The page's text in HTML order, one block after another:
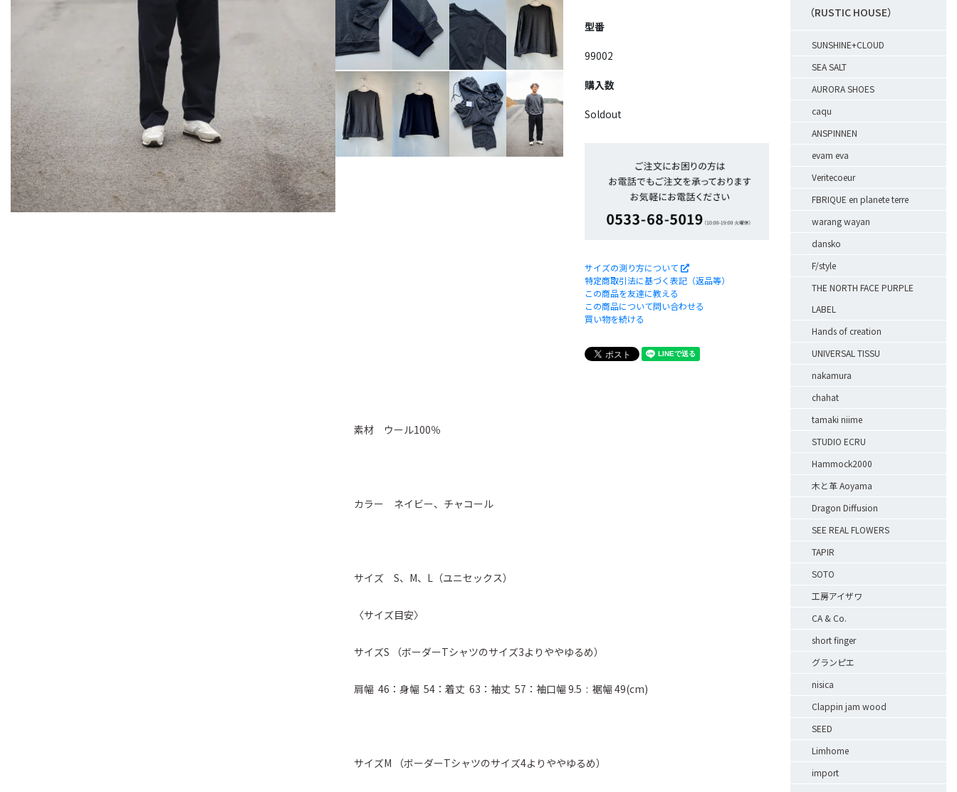
型番
99002
購入数
Soldout
サイズの測り方について
特定商取引法に基づく表記（返品等）
この商品を友達に教える
この商品について問い合わせる
買い物を続ける
素材 ウール100％
カラー ネイビー、チャコール
サイズ S、M、L（ユニセックス）
〈サイズ目安〉
サイズS （ボーダーTシャツのサイズ3よりややゆるめ）
肩幅 46：身幅 54：着丈 63：袖丈 57：袖口幅 9.5 : 裾幅 49(cm)
サイズM （ボーダーTシャツのサイズ4よりややゆるめ）
（RUSTIC HOUSE）
SUNSHINE+CLOUD
SEA SALT
AURORA SHOES
caqu
ANSPINNEN
evam eva
Veritecoeur
FBRIQUE en planete terre
warang wayan
dansko
F/style
THE NORTH FACE PURPLE
LABEL
Hands of creation
UNIVERSAL TISSU
nakamura
chahat
tamaki niime
STUDIO ECRU
Hammock2000
木と革 Aoyama
Dragon Diffusion
SEE REAL FLOWERS
TAPIR
SOTO
工房アイザワ
CA & Co.
short finger
グランピエ
nisica
Clappin jam wood
SEED
Limhome
import